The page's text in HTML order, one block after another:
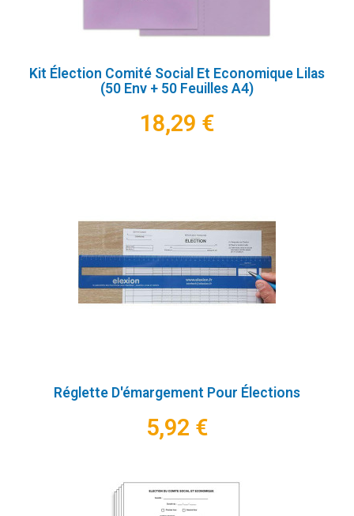
Kit Élection Comité Social Et Economique Lilas
(50 Env + 50 Feuilles A4)
18,29 €
Réglette D'émargement Pour Élections
5,92 €